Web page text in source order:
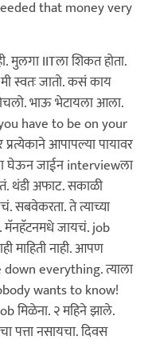
that money very
मुलगा IITला शिकत होता.
स्वतः जातो. कसं काय
भाऊ भेटायला आला.
you have to be on your
आपापल्या पायावर
घेऊन जाईन interviewला
थंडी अफाट. सकाळी
सबवेकरता. ते त्याच्या
मॅनहॅटनमधे जायचं. job
माहिती नाही. आपण
everything. त्याला
wants to know!
मिळेना. २ महिने झाले.
पत्ता नसायचा. दिवस